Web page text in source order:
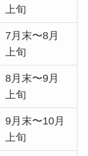
上旬
7月末〜8月
上旬
8月末〜9月
上旬
9月末〜10月
上旬